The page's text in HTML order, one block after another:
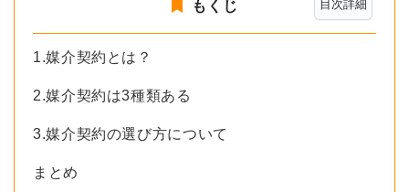
目次詳細
もくじ
1.媒介契約とは？
2.媒介契約は3種類ある
3.媒介契約の選び方について
まとめ